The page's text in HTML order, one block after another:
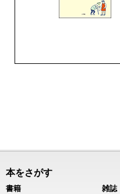
本をさがす
書籍
雑誌